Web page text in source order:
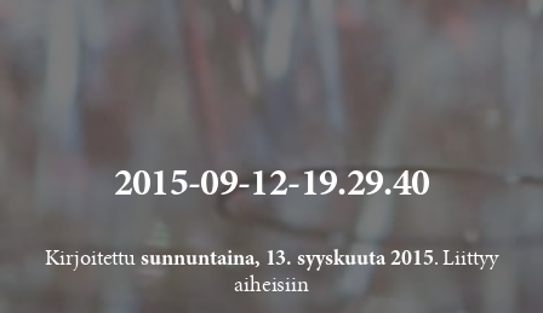
2015-09-12-19.29.40
Kirjoitettusunnuntaina, 13. syyskuuta 2015. Liittyy
aiheisiin